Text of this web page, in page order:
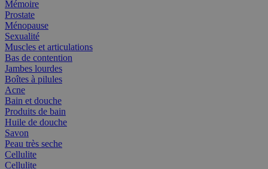
Mémoire
Prostate
Ménopause
Sexualité
Muscles et articulations
Bas de contention
Jambes lourdes
Boîtes à pilules
Acne
Bain et douche
Produits de bain
Huile de douche
Savon
Peau très seche
Cellulite
Cellulite